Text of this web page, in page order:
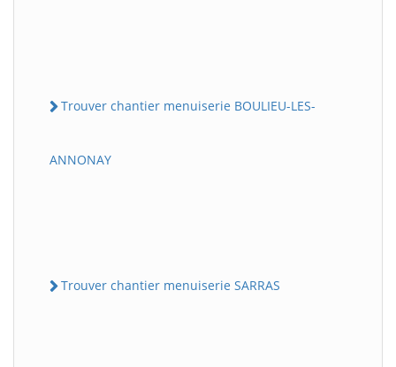
Trouver chantier menuiserie BOULIEU-LES-
ANNONAY
Trouver chantier menuiserie SARRAS